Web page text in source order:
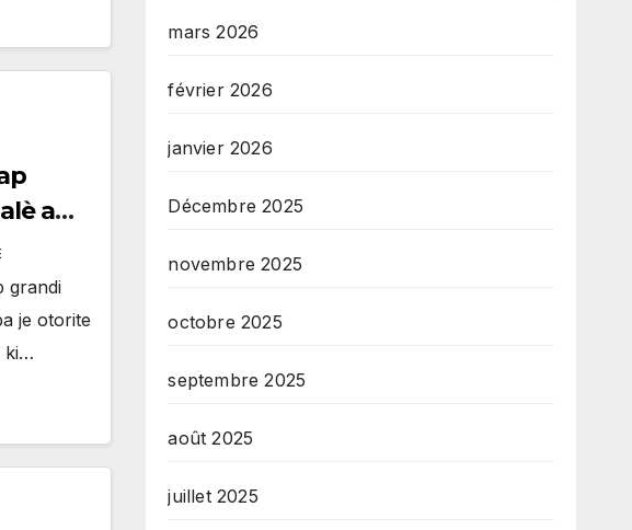
a
grandi
je otorite
ki…
mars 2026
février 2026
janvier 2026
Décembre 2025
novembre 2025
octobre 2025
septembre 2025
août 2025
juillet 2025